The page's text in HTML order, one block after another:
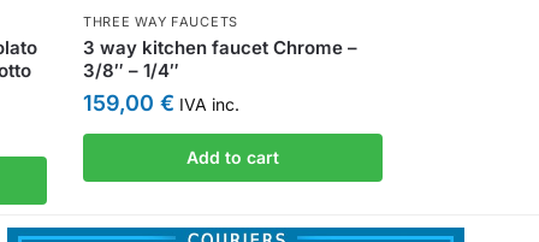
THREE WAY FAUCETS
3 way kitchen faucet Chrome –
3/8″ – 1/4″
159,00€ IVA inc.
Add to cart